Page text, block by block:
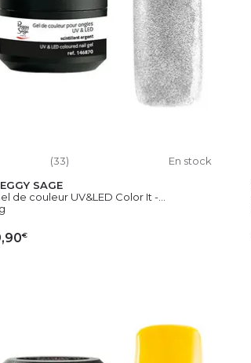
(33)
En stock
SAGE
de couleur UV&LED Color It -...
€